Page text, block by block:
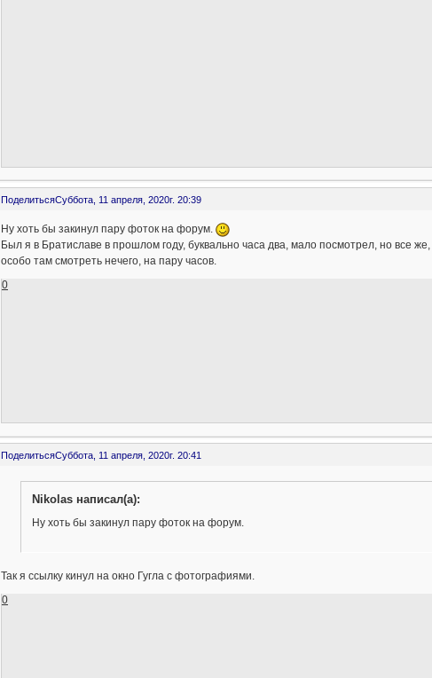
ПоделитьсяСуббота, 11 апреля, 2020г. 20:39
Ну хоть бы закинул пару фоток на форум.
Был я в Братиславе в прошлом году, буквально часа два, мало посмотрел, но все
особо там смотреть нечего, на пару часов.
0
ПоделитьсяСуббота, 11 апреля, 2020г. 20:41
Nikolas написал(а):
Ну хоть бы закинул пару фоток на форум.
Так я ссылку кинул на окно Гугла с фотографиями.
0